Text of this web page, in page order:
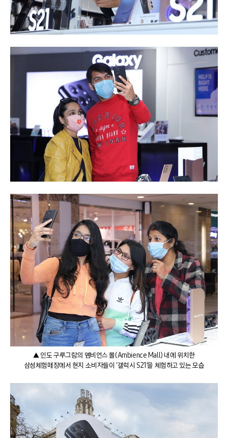
▲ 인도 구루그람의 앰비언스 몰(Ambience Mall) 내에 위치한
삼성체험매장에서 현지 소비자들이 ‘갤럭시 S21’을 체험하고 있는 모습